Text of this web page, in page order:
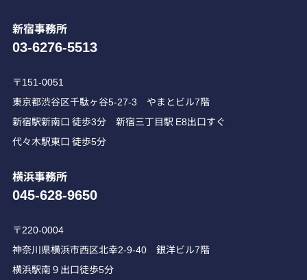
新宿事務所
03-6276-5513
〒151-0051
東京都渋谷区千駄ヶ谷5-27-3 やまとビル7階
新宿駅新南口 徒歩3分 新宿三丁目駅 E8出口すぐ
代々木駅東口 徒歩5分
横浜事務所
045-628-9650
〒220-0004
神奈川県横浜市西区北幸2-9-40 銀洋ビル7階
横浜駅南９出口徒歩5分